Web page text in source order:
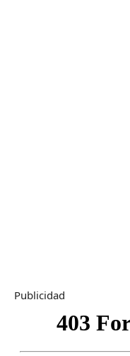
Publicidad